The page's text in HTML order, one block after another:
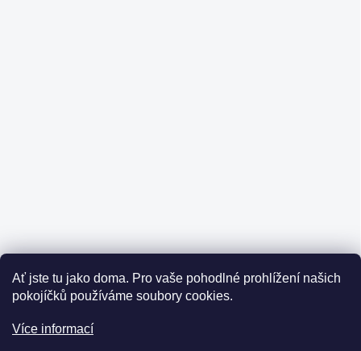
Ať jste tu jako doma. Pro vaše pohodlné prohlížení našich
pokojíčků používáme soubory cookies.
Více informací